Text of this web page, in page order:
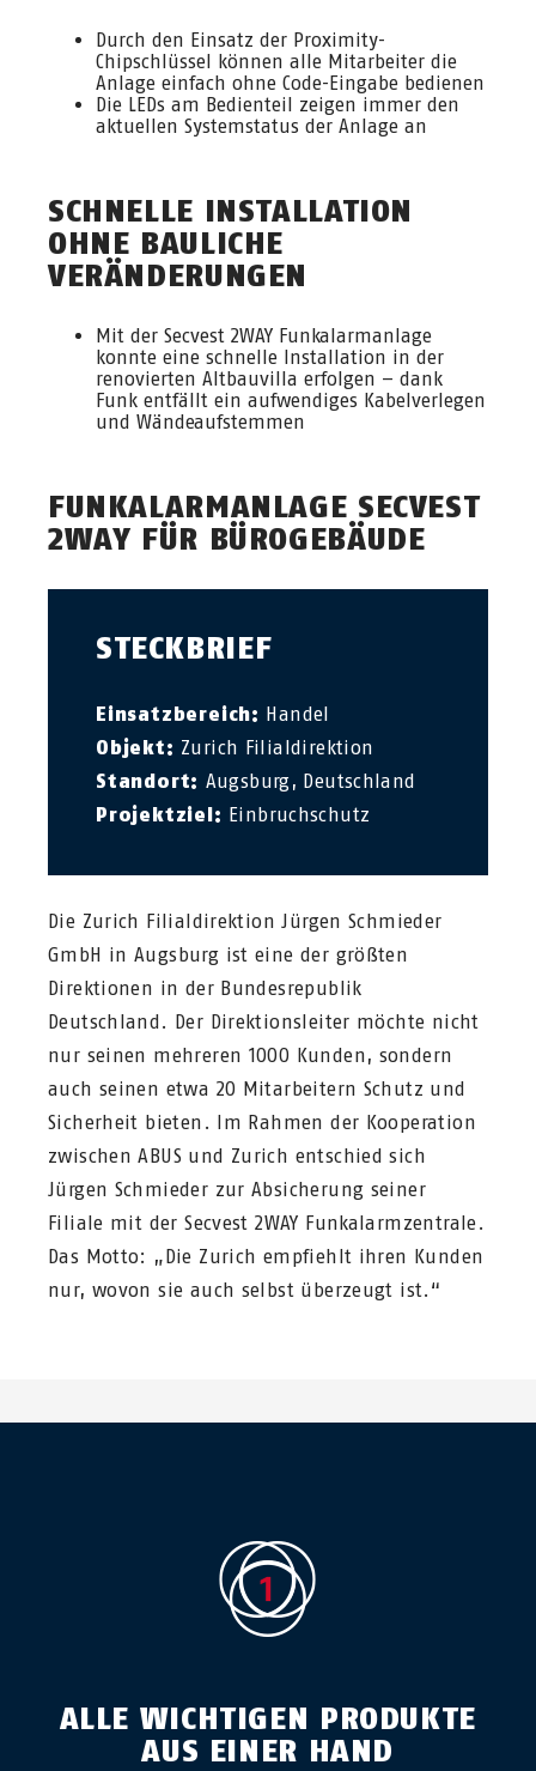
Durch den Einsatz der Proximity-
Chipschlüssel können alle Mitarbeiter die
Anlage einfach ohne Code-Eingabe bedienen
Die LEDs am Bedienteil zeigen immer den
aktuellen Systemstatus der Anlage an
SCHNELLE INSTALLATION
OHNE BAULICHE
VERÄNDERUNGEN
Mit der Secvest 2WAY Funkalarmanlage
konnte eine schnelle Installation in der
renovierten Altbauvilla erfolgen – dank
Funk entfällt ein aufwendiges Kabelverlegen
und Wändeaufstemmen
FUNKALARMANLAGE SECVEST
2WAY FÜR BÜROGEBÄUDE
STECKBRIEF
Einsatzbereich: Handel
Objekt: Zurich Filialdirektion
Standort: Augsburg, Deutschland
Projektziel: Einbruchschutz
Die Zurich Filialdirektion Jürgen Schmieder
GmbH in Augsburg ist eine der größten
Direktionen in der Bundesrepublik
Deutschland. Der Direktionsleiter möchte nicht
nur seinen mehreren 1000 Kunden, sondern
auch seinen etwa 20 Mitarbeitern Schutz und
Sicherheit bieten. Im Rahmen der Kooperation
zwischen ABUS und Zurich entschied sich
Jürgen Schmieder zur Absicherung seiner
Filiale mit der Secvest 2WAY Funkalarmzentrale.
Das Motto: „Die Zurich empfiehlt ihren Kunden
nur, wovon sie auch selbst überzeugt ist.“
ALLE WICHTIGEN PRODUKTE
AUS EINER HAND